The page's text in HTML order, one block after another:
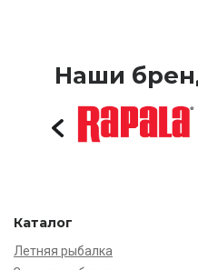
Наши
Каталог
Летняя рыбалка